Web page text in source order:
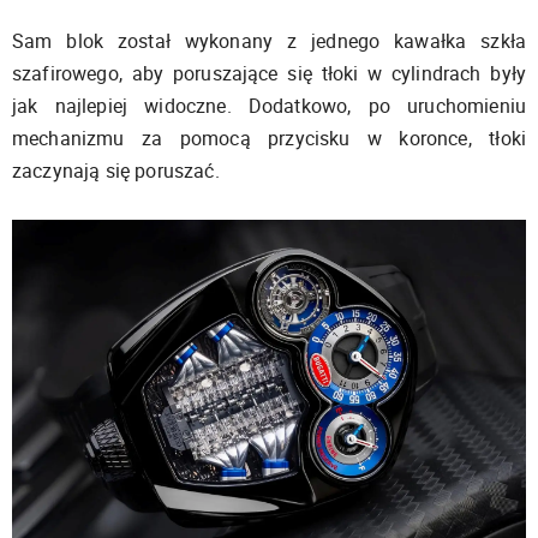
Sam blok został wykonany z jednego kawałka szkła
szafirowego, aby poruszające się tłoki w cylindrach były
jak najlepiej widoczne. Dodatkowo, po uruchomieniu
mechanizmu za pomocą przycisku w koronce, tłoki
zaczynają się poruszać.